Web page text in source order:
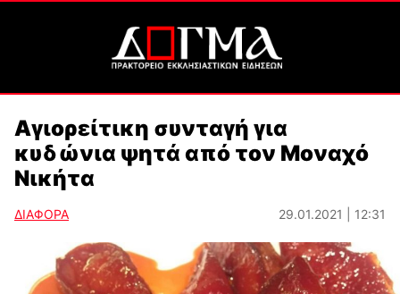
Αγιορείτικη συνταγή για
κυδώνια ψητά από τον Μοναχό
Νικήτα
ΔΙΑΦΟΡΑ 29.01.2021 | 12:31